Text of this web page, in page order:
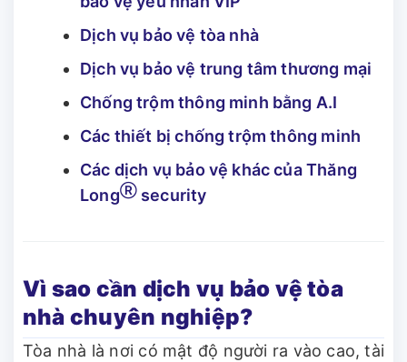
Dịch vụ bảo vệ tòa nhà
Dịch vụ bảo vệ trung tâm thương mại
Chống trộm thông minh bằng A.I
Các thiết bị chống trộm thông minh
Các dịch vụ bảo vệ khác của Thăng
LongⓇsecurity
Vì sao cần dịch vụ bảo vệ tòa
nhà chuyên nghiệp?
Tòa nhà là nơi có mật độ người ra vào cao, tài